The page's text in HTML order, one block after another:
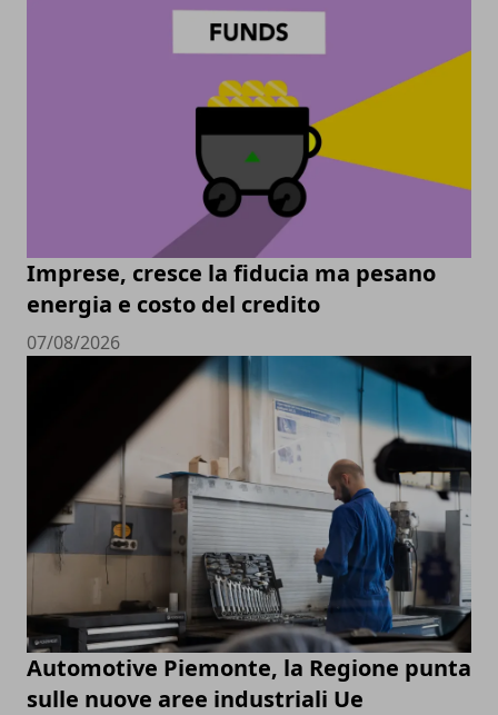
Imprese, cresce la fiducia ma pesano
energia e costo del credito
07/08/2026
Automotive Piemonte, la Regione punta
sulle nuove aree industriali Ue